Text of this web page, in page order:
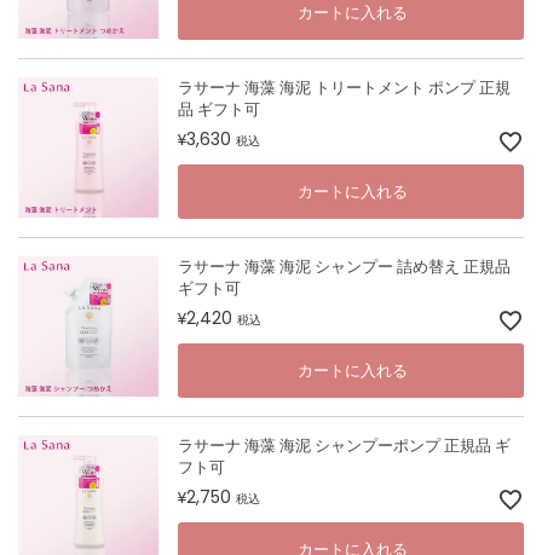
カートに入れる
ラサーナ 海藻 海泥 トリートメント ポンプ 正規
品 ギフト可
¥3,630 税込
カートに入れる
ラサーナ 海藻 海泥 シャンプー 詰め替え 正規品
ギフト可
¥2,420 税込
カートに入れる
ラサーナ 海藻 海泥 シャンプーポンプ 正規品 ギ
フト可
¥2,750 税込
カートに入れる